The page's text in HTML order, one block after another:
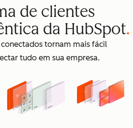
de clientes
da HubSpot
tornam mais fácil
tudo em sua empresa.